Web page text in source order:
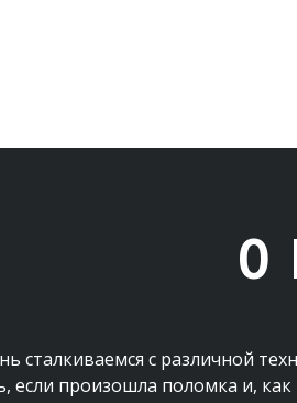
О
с различной
если произошла поломка и,